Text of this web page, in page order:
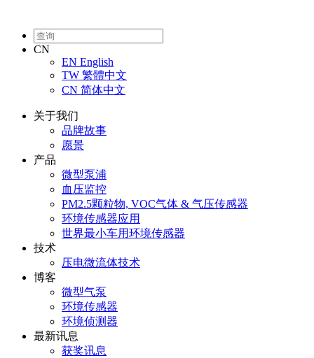
CN
EN English
TW 繁體中文
CN 简体中文
关于我们
品牌故事
愿景
产品
微型泵浦
血压监控
PM2.5颗粒物, VOC气体 & 气压传感器
环境传感器应用
世界最小车用环境传感器
技术
压电微流体技术
博客
微型气泵
环境传感器
环境侦测器
最新讯息
获奖讯息